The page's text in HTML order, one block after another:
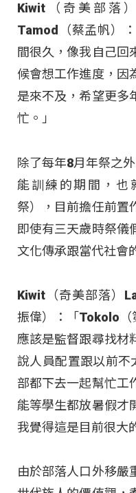
Kiwit（奇美部落
Tamod（蔡孟帆）
間很久，像我自己回
候會想工作進度，因
是來不及，希望更多
忙。」
除了每年8月年祭之
能訓練的期間，也
祭），目前擔任前置
即使有三天歲時祭儀
文化傳承跟當代社會
Kiwit（奇美部落）
振偉）：「Tokolo（
應該是監督跟尋找材
說人員配置跟以前
部都下去一起幫忙工
能等學生都放暑假才
我覺得這是目前很大
由於部落人口外移嚴